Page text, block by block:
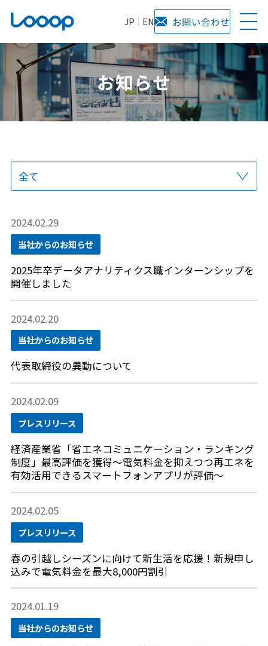
JP EN お問い合わせ
お知らせ
全て
2024.02.29
当社からのお知らせ
2025年卒データアナリティクス職インターンシップを
開催しました
2024.02.20
当社からのお知らせ
代表取締役の異動について
2024.02.09
プレスリリース
経済産業省「省エネコミュニケーション・ランキング
制度」最高評価を獲得～電気料金を抑えつつ再エネを
有効活用できるスマートフォンアプリが評価～
2024.02.05
プレスリリース
春の引越しシーズンに向けて新生活を応援！新規申し
込みで電気料金を最大8,000円割引
2024.01.19
当社からのお知らせ